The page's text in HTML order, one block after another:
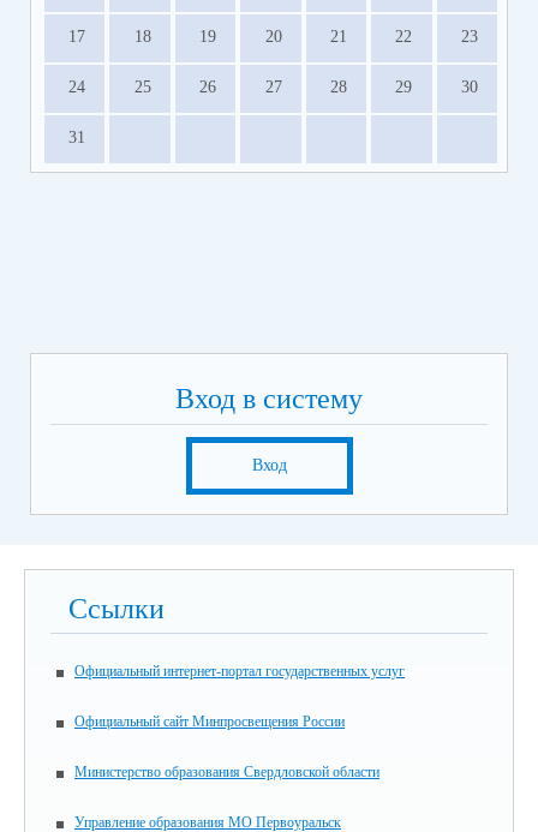
17 18 19 20 21 22 23
24 25 26 27 28 29 30
31
Вход в систему
Вход
Ссылки
Официальный интернет-портал государственных услуг
Официальный сайт Минпросвещения России
Министерство образования Свердловской области
Управление образования МО Первоуральск